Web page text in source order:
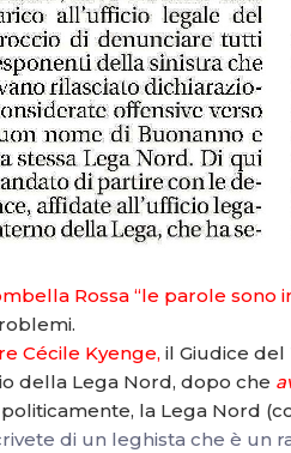
Rossa “le parole sono
Cécile Kyenge, il Giudice
della Lega Nord, dopo che
la Lega Nord
di un leghista che è un